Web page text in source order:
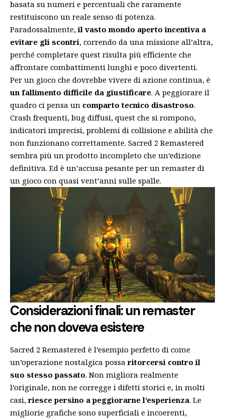
basata su numeri e percentuali che raramente
restituiscono un reale senso di potenza.
Paradossalmente,il vasto mondo aperto incentiva a
evitare gli scontri, correndo da una missione all’altra,
perché completare quest risulta più efficiente che
affrontare combattimenti lunghi e poco divertenti.
Per un gioco che dovrebbe vivere di azione continua, è
un fallimento difficile da giustificare. A peggiorare il
quadro ci pensa un comparto tecnico disastroso.
Crash frequenti, bug diffusi, quest che si rompono,
indicatori imprecisi, problemi di collisione e abilità che
non funzionano correttamente. Sacred 2 Remastered
sembra più un prodotto incompleto che un’edizione
definitiva. Ed è un’accusa pesante per un remaster di
un gioco con quasi vent’anni sulle spalle.
Considerazioni finali: un remaster
che non doveva esistere
Sacred 2 Remastered è l’esempio perfetto di come
un’operazione nostalgica possa ritorcersi contro il
suo stesso passato. Non migliora realmente
l’originale, non ne corregge i difetti storici e, in molti
casi,riesce persino a peggiorarne l’esperienza. Le
migliorie grafiche sono superficiali e incoerenti,